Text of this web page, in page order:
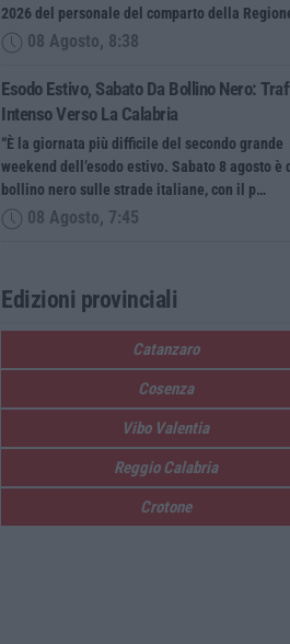
2026 del personale del comparto della
08 Agosto, 8:38
Esodo Estivo, Sabato Da Bollino Nero:
Intenso Verso La Calabria
“È la giornata più difficile del secondo grande
weekend dell’esodo estivo. Sabato 8 agosto è
bollino nero sulle strade italiane, con il p…
08 Agosto, 7:45
Edizioni provinciali
Catanzaro
Cosenza
Vibo Valentia
Reggio Calabria
Crotone